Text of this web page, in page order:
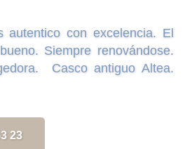
autentico con excelencia. El
Siempre renovándose.
Casco antiguo Altea.
23